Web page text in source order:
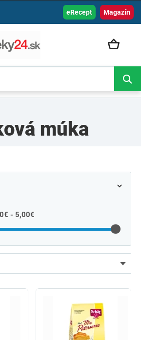
Magazín
eRecept
múka
- 5,00€
najpredávanejšie